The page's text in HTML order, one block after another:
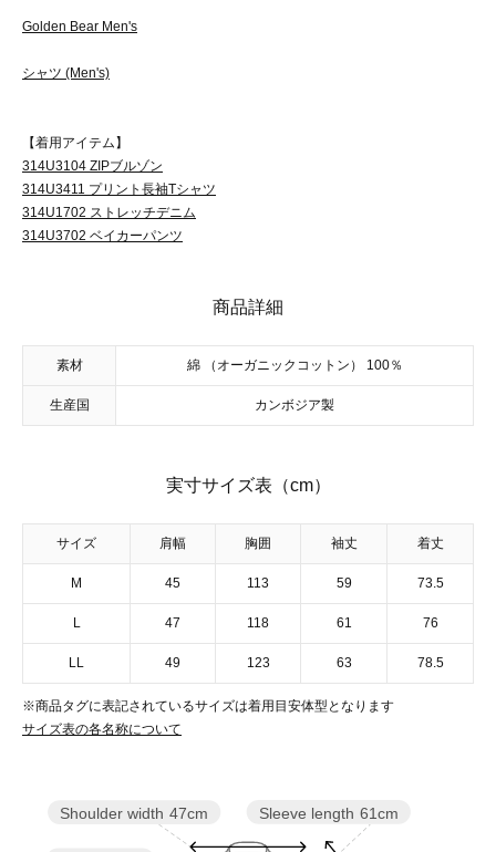
Golden Bear Men's
シャツ (Men's)
【着用アイテム】
314U3104 ZIPブルゾン
314U3411 プリント長袖Tシャツ
314U1702 ストレッチデニム
314U3702 ベイカーパンツ
商品詳細
素材 綿 （オーガニックコットン） 100％
生産国 カンボジア製
実寸サイズ表（cm）
サイズ 肩幅 胸囲 袖丈 着丈
M 45 113 59 73.5
L 47 118 61 76
LL 49 123 63 78.5
※商品タグに表記されているサイズは着用目安体型となります
サイズ表の各名称について
Sleeve length 61cm
Shoulder width 47cm